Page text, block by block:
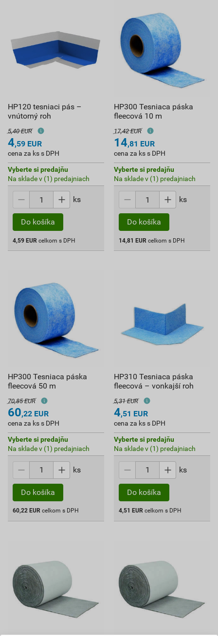
HP120 tesniaci pás –
vnútorný roh
5,40 EUR
4,59 EUR
cena za ks s DPH
Vyberte si predajňu
Na sklade v (1) predajniach
ks
Do košíka
4,59 EUR celkom s DPH
HP300 Tesniaca páska
fleecová 10 m
17,42 EUR
14,81 EUR
cena za ks s DPH
Vyberte si predajňu
Na sklade v (1) predajniach
ks
Do košíka
14,81 EUR celkom s DPH
HP300 Tesniaca páska
fleecová 50 m
70,85 EUR
60,22 EUR
cena za ks s DPH
Vyberte si predajňu
Na sklade v (1) predajniach
ks
Do košíka
60,22 EUR celkom s DPH
HP310 Tesniaca páska
fleecová – vonkajší roh
5,31 EUR
4,51 EUR
cena za ks s DPH
Vyberte si predajňu
Na sklade v (1) predajniach
ks
Do košíka
4,51 EUR celkom s DPH